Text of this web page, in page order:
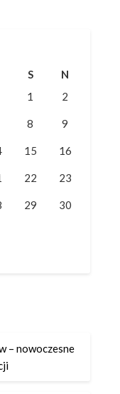
S
N
1
2
8 9
15 16
22 23
29 30
– nowoczesne